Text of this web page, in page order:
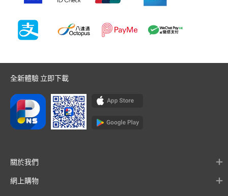
全新體驗 立即下載
關於我們
網上購物